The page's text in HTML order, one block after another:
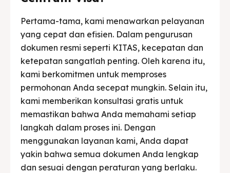
Pertama-tama, kami menawarkan pelayanan
yang cepat dan efisien. Dalam pengurusan
dokumen resmi seperti KITAS, kecepatan dan
ketepatan sangatlah penting. Oleh karena itu,
kami berkomitmen untuk memproses
permohonan Anda secepat mungkin. Selain itu,
kami memberikan konsultasi gratis untuk
memastikan bahwa Anda memahami setiap
langkah dalam proses ini. Dengan
menggunakan layanan kami, Anda dapat
yakin bahwa semua dokumen Anda lengkap
dan sesuai dengan peraturan yang berlaku.